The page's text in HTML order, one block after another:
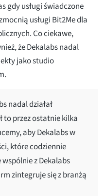
gdy usługi świadczone
usługi Bit2Me dla
Co ciekawe,
że Dekalabs nadal
jako studio
nadal działał
to przez ostatnie kilka
aby Dekalabs w
które codziennie
z Dekalabs
zintegruje się z branżą